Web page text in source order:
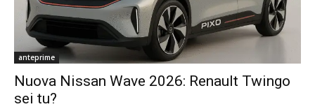
anteprime
Nuova Nissan Wave 2026: Renault Twingo
sei tu?